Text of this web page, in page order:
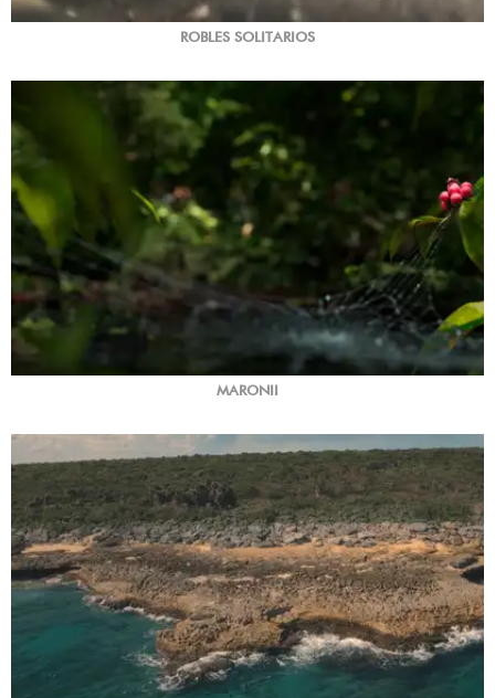
ROBLES SOLITARIOS
MARONII